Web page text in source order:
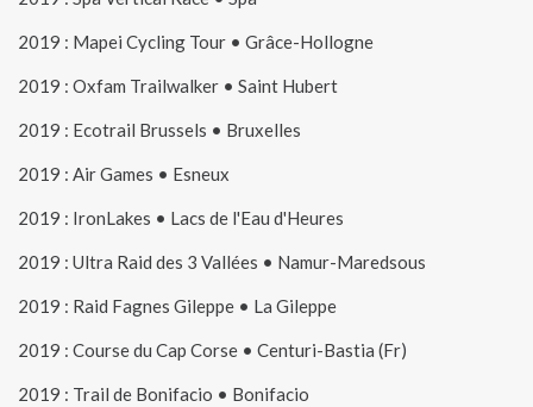
2019 : Mapei Cycling Tour • Grâce-Hollogne
2019 : Oxfam Trailwalker • Saint Hubert
2019 : Ecotrail Brussels • Bruxelles
2019 : Air Games • Esneux
2019 : IronLakes • Lacs de l'Eau d'Heures
2019 : Ultra Raid des 3 Vallées • Namur-Maredsous
2019 : Raid Fagnes Gileppe • La Gileppe
2019 : Course du Cap Corse • Centuri-Bastia (Fr)
2019 : Trail de Bonifacio • Bonifacio